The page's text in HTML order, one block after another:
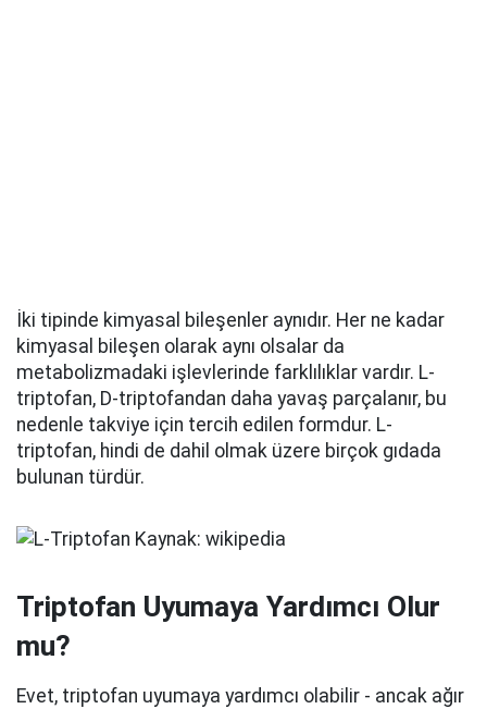
İki tipinde kimyasal bileşenler aynıdır. Her ne kadar
kimyasal bileşen olarak aynı olsalar da
metabolizmadaki işlevlerinde farklılıklar vardır. L-
triptofan, D-triptofandan daha yavaş parçalanır, bu
nedenle takviye için tercih edilen formdur. L-
triptofan, hindi de dahil olmak üzere birçok gıdada
bulunan türdür.
Triptofan Uyumaya Yardımcı Olur
mu?
Evet, triptofan uyumaya yardımcı olabilir - ancak ağır